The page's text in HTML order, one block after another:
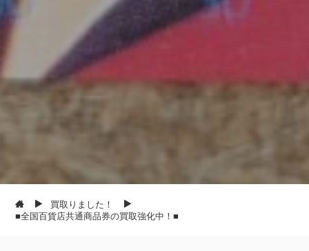
買取りました！
■全国百貨店共通商品券の買取強化中！■